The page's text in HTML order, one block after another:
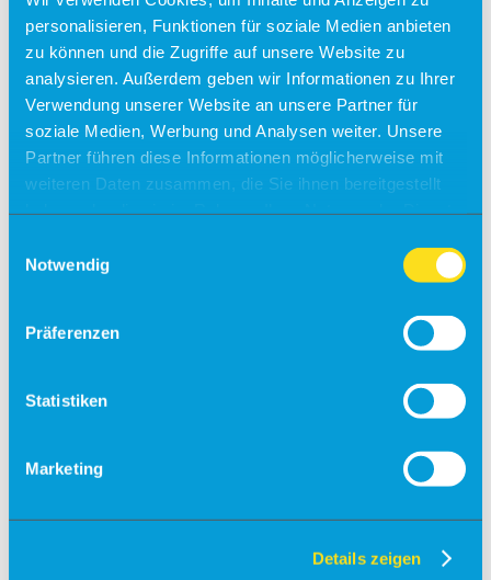
personalisieren, Funktionen für soziale Medien anbieten
zu können und die Zugriffe auf unsere Website zu
analysieren. Außerdem geben wir Informationen zu Ihrer
Verwendung unserer Website an unsere Partner für
soziale Medien, Werbung und Analysen weiter. Unsere
Partner führen diese Informationen möglicherweise mit
weiteren Daten zusammen, die Sie ihnen bereitgestellt
Notwendig
Präferenzen
Statistiken
Marketing
Details zeigen
Kontakt
Tagen & Feiern am Airport
Büroräume zu vermieten!
Alle Ziele
Sylt
Sonder-/Gruppenreisen
Zakynthos
Unsere Reisepartner
Flugplan
Check-in